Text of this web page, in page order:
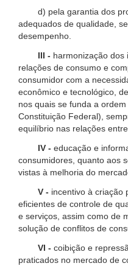
d) pela garantia dos
adequados de qualidade,
desempenho.
III - harmonização dos
relações de consumo e
consumidor com a
econômico e tecnológico,
nos quais se funda a
Constituição Federal),
equilíbrio nas relações
IV - educação e
consumidores, quanto aos
vistas à melhoria do
V - incentivo à criação
eficientes de controle de
e serviços, assim como de
solução de conflitos de
VI - coibição e
praticados no mercado de